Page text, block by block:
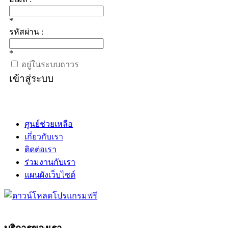
*
รหัสผ่าน :
*
อยู่ในระบบถาวร
เข้าสู่ระบบ
ศูนย์ช่วยเหลือ
เกี่ยวกับเรา
ติดต่อเรา
ร่วมงานกับเรา
แผนผังเว็บไซต์